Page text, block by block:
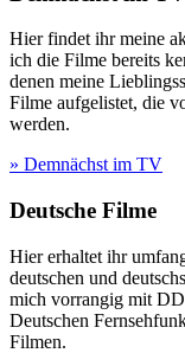
Hier findet ihr meine
ich die Filme bereits
denen meine
Filme aufgelistet, die
werden.
» Demnächst im TV
Deutsche Filme
Hier erhaltet ihr
deutschen und
mich vorrangig mit
Deutschen
Filmen.